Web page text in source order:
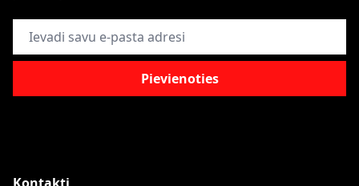
E-pasta adrese
Pievienoties